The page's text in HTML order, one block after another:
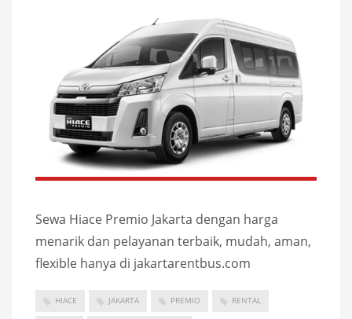
Sewa Hiace Premio Jakarta dengan harga
menarik dan pelayanan terbaik, mudah, aman,
flexible hanya di jakartarentbus.com
HIACE JAKARTA PREMIO RENTAL